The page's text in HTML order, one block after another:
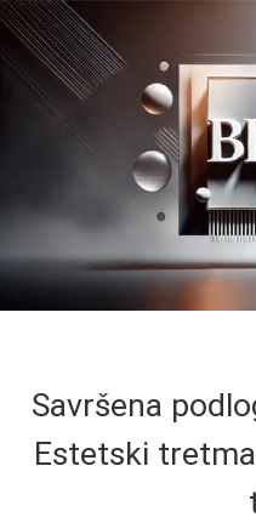
Savršena
Estetski